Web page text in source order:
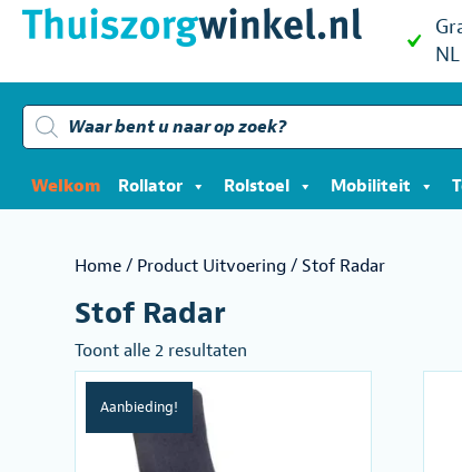
NL
Producten
zoeken
Welkom Rollator Rolstoel Mobiliteit
Home / Product Uitvoering / Stof Radar
Stof Radar
Toont alle 2 resultaten
op
Aanbieding!